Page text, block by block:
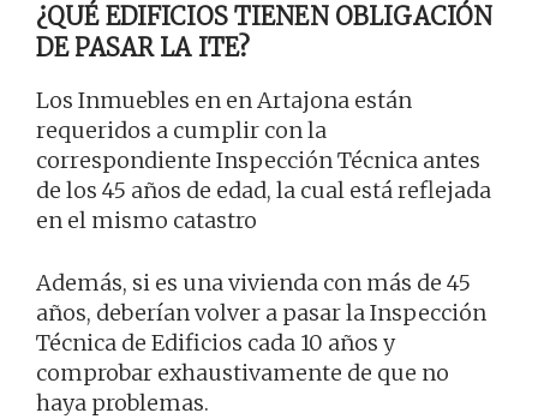
¿QUÉ EDIFICIOS TIENEN OBLIGACIÓN
DE PASAR LA ITE?
Los Inmuebles en en Artajona están
requeridos a cumplir con la
correspondiente Inspección Técnica antes
de los 45 años de edad, la cual está reflejada
en el mismo catastro
Además, si es una vivienda con más de 45
años, deberían volver a pasar la Inspección
Técnica de Edificios cada 10 años y
comprobar exhaustivamente de que no
haya problemas.